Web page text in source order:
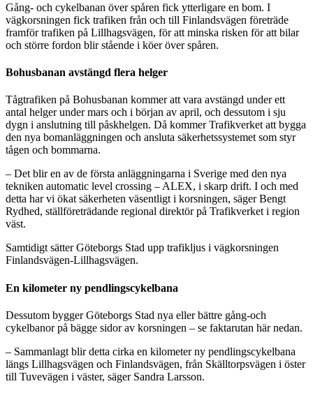
Gång- och cykelbanan över spåren fick ytterligare en bom. I
vägkorsningen fick trafiken från och till Finlandsvägen företräde
framför trafiken på Lillhagsvägen, för att minska risken för att bilar
och större fordon blir stående i köer över spåren.
Bohusbanan avstängd flera helger
Tågtrafiken på Bohusbanan kommer att vara avstängd under ett
antal helger under mars och i början av april, och dessutom i sju
dygn i anslutning till påskhelgen. Då kommer Trafikverket att bygga
den nya bomanläggningen och ansluta säkerhetssystemet som styr
tågen och bommarna.
– Det blir en av de första anläggningarna i Sverige med den nya
tekniken automatic level crossing – ALEX, i skarp drift. I och med
detta har vi ökat säkerheten väsentligt i korsningen, säger Bengt
Rydhed, ställföreträdande regional direktör på Trafikverket i region
väst.
Samtidigt sätter Göteborgs Stad upp trafikljus i vägkorsningen
Finlandsvägen-Lillhagsvägen.
En kilometer ny pendlingscykelbana
Dessutom bygger Göteborgs Stad nya eller bättre gång-och
cykelbanor på bägge sidor av korsningen – se faktarutan här nedan.
– Sammanlagt blir detta cirka en kilometer ny pendlingscykelbana
längs Lillhagsvägen och Finlandsvägen, från Skälltorpsvägen i öster
till Tuvevägen i väster, säger Sandra Larsson.